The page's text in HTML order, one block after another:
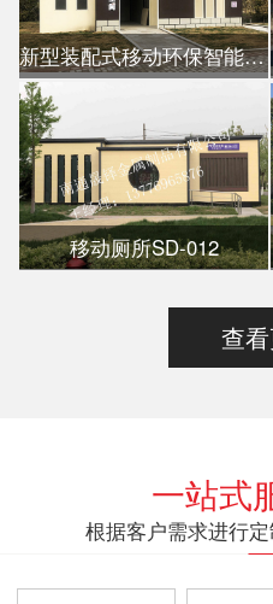
新型装配式移动环保智能公厕
移动厕所SD-012
查
一站式
根据客户需求进行